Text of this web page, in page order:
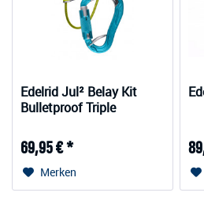
Edelrid Jul² Belay Kit
Bulletproof Triple
69,95 € *
Merken